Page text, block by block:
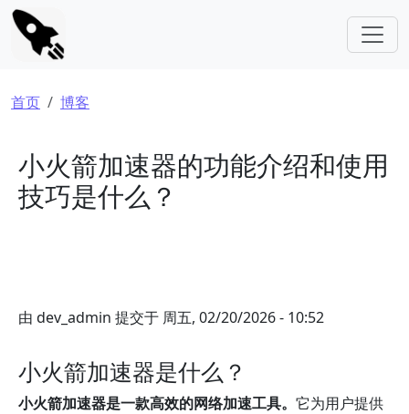
跳转到主要内容
面包屑
首页 博客
小火箭加速器的功能介绍和使用
技巧是什么？
由 dev_admin 提交于 周五, 02/20/2026 - 10:52
小火箭加速器是什么？
小火箭加速器是一款高效的网络加速工具。 它为用户提供